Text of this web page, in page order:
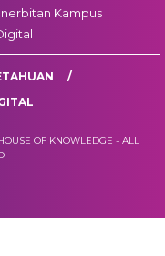
Kampus
OF KNOWLEDGE - ALL